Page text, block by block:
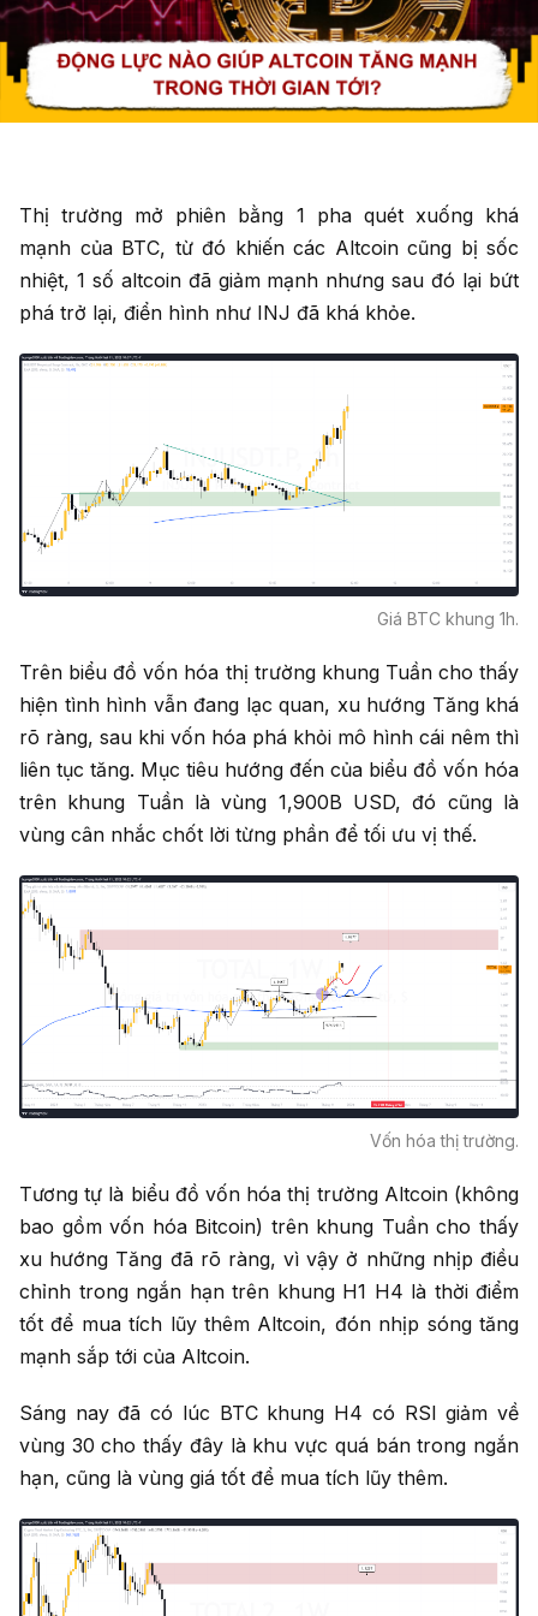
Thị trường mở phiên bằng 1 pha quét xuống khá
mạnh của BTC, từ đó khiến các Altcoin cũng bị sốc
nhiệt, 1 số altcoin đã giảm mạnh nhưng sau đó lại bứt
phá trở lại, điển hình như INJ đã khá khỏe.
Giá BTC khung 1h.
Trên biểu đồ vốn hóa thị trường khung Tuần cho thấy
hiện tình hình vẫn đang lạc quan, xu hướng Tăng khá
rõ ràng, sau khi vốn hóa phá khỏi mô hình cái nêm thì
liên tục tăng. Mục tiêu hướng đến của biểu đồ vốn hóa
trên khung Tuần là vùng 1,900B USD, đó cũng là
vùng cân nhắc chốt lời từng phần để tối ưu vị thế.
Vốn hóa thị trường.
Tương tự là biểu đồ vốn hóa thị trường Altcoin (không
bao gồm vốn hóa Bitcoin) trên khung Tuần cho thấy
xu hướng Tăng đã rõ ràng, vì vậy ở những nhịp điều
chỉnh trong ngắn hạn trên khung H1 H4 là thời điểm
tốt để mua tích lũy thêm Altcoin, đón nhịp sóng tăng
mạnh sắp tới của Altcoin.
Sáng nay đã có lúc BTC khung H4 có RSI giảm về
vùng 30 cho thấy đây là khu vực quá bán trong ngắn
hạn, cũng là vùng giá tốt để mua tích lũy thêm.